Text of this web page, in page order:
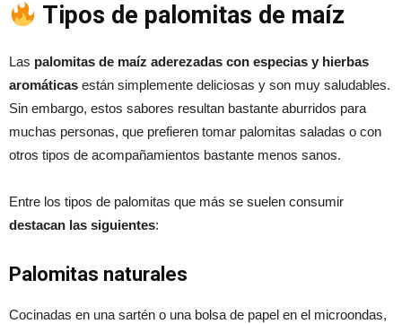
Tipos de palomitas de maíz
Las palomitas de maíz aderezadas con especias y hierbas
aromáticas están simplemente deliciosas y son muy saludables.
Sin embargo, estos sabores resultan bastante aburridos para
muchas personas, que prefieren tomar palomitas saladas o con
otros tipos de acompañamientos bastante menos sanos.
Entre los tipos de palomitas que más se suelen consumir
destacan las siguientes:
Palomitas naturales
Cocinadas en una sartén o una bolsa de papel en el microondas,